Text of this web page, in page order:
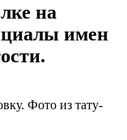
на
имен
Фото из тату-